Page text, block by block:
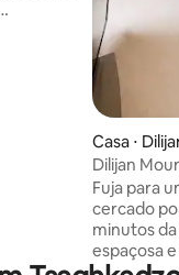
Casa ⋅
Dilijan
Fuja para
cercado
minutos da
espaçosa